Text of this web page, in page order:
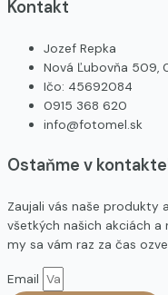
Kontakt
Jozef Repka
Nová Ľubovňa 509,
Ičo: 45692084
0915 368 620
info@fotomel.sk
Ostaňme v
Zaujali vás naše produkty
všetkých našich akciách a
my sa vám raz za čas
Email